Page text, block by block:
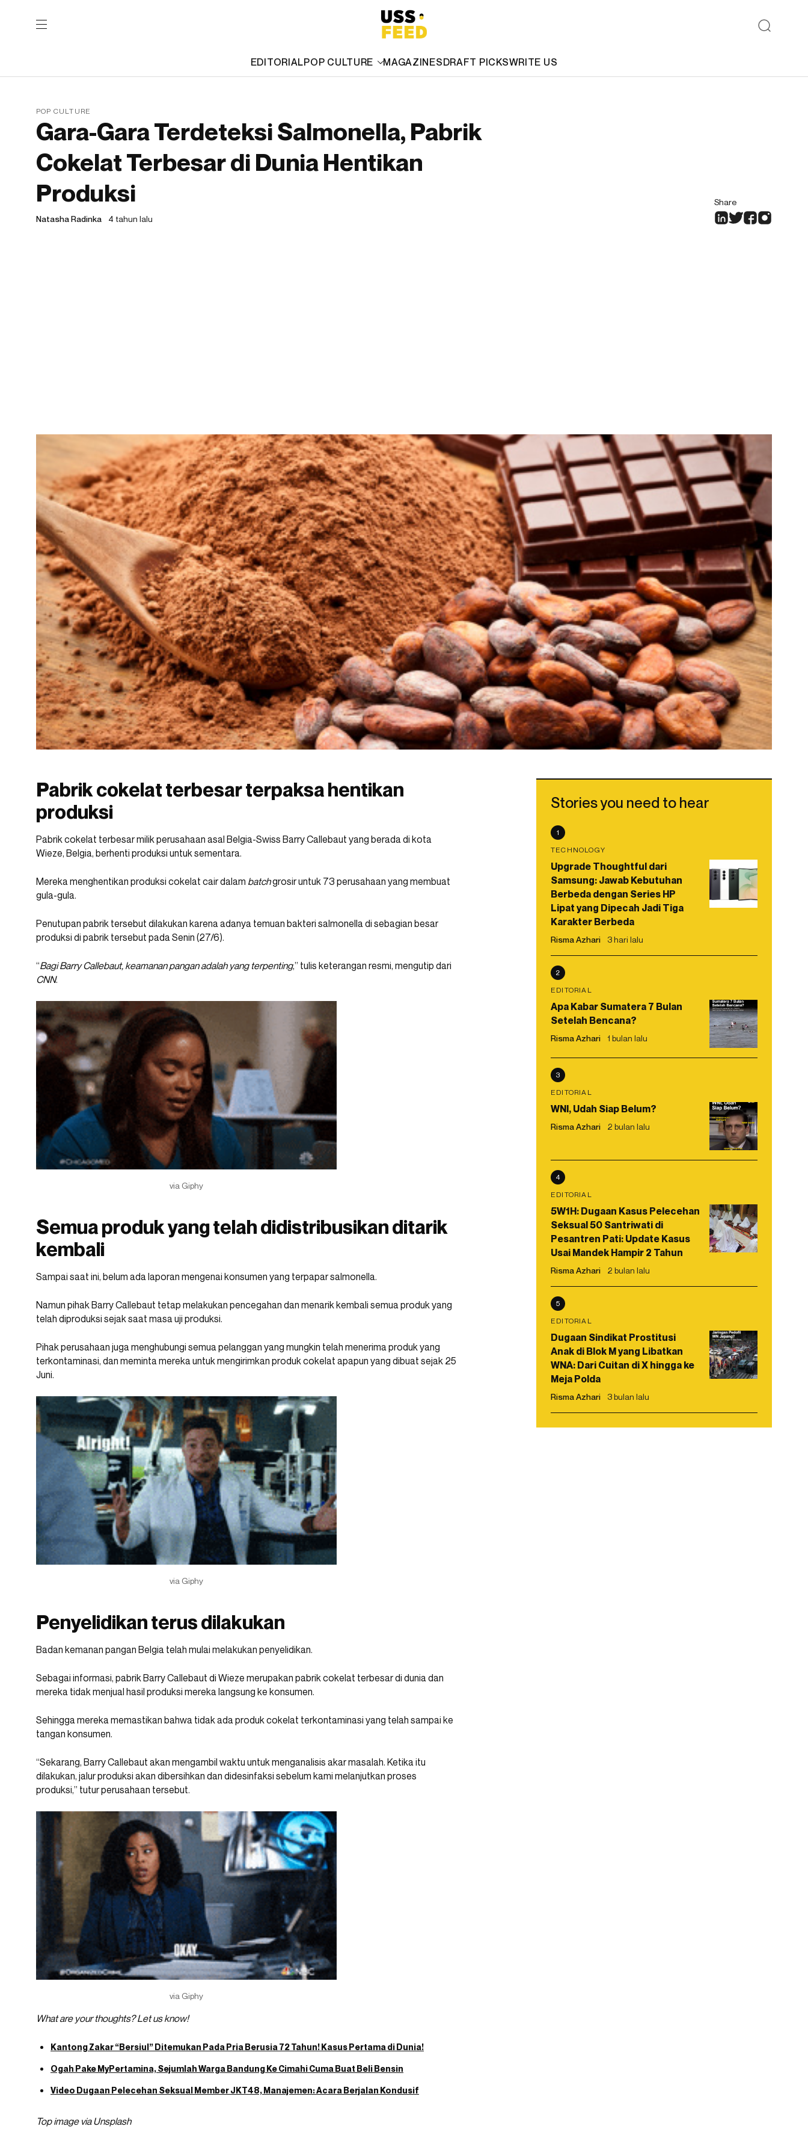
EDITORIALPOP CULTURE MAGAZINESDRAFT PICKSWRITE US
POP CULTURE
Gara-Gara Terdeteksi Salmonella, Pabrik
Cokelat Terbesar di Dunia Hentikan
Produksi
Natasha Radinka 4 tahun lalu
Share
Pabrik cokelat terbesar terpaksa hentikan
produksi
Pabrik cokelat terbesar milik perusahaan asal Belgia-Swiss Barry Callebaut yang berada di kota
Wieze, Belgia, berhenti produksi untuk sementara.
Mereka menghentikan produksi cokelat cair dalam batchgrosir untuk 73 perusahaan yang membuat
gula-gula.
Penutupan pabrik tersebut dilakukan karena adanya temuan bakteri salmonella di sebagian besar
produksi di pabrik tersebut pada Senin (27/6).
“Bagi Barry Callebaut, keamanan pangan adalah yang terpenting,” tulis keterangan resmi, mengutip dari
CNN.
via Giphy
Semua produk yang telah didistribusikan ditarik
kembali
Sampai saat ini, belum ada laporan mengenai konsumen yang terpapar salmonella.
Namun pihak Barry Callebaut tetap melakukan pencegahan dan menarik kembali semua produk yang
telah diproduksi sejak saat masa uji produksi.
Pihak perusahaan juga menghubungi semua pelanggan yang mungkin telah menerima produk yang
terkontaminasi, dan meminta mereka untuk mengirimkan produk cokelat apapun yang dibuat sejak 25
Juni.
via Giphy
Penyelidikan terus dilakukan
Badan kemanan pangan Belgia telah mulai melakukan penyelidikan.
Sebagai informasi, pabrik Barry Callebaut di Wieze merupakan pabrik cokelat terbesar di dunia dan
mereka tidak menjual hasil produksi mereka langsung ke konsumen.
Sehingga mereka memastikan bahwa tidak ada produk cokelat terkontaminasi yang telah sampai ke
tangan konsumen.
“Sekarang, Barry Callebaut akan mengambil waktu untuk menganalisis akar masalah. Ketika itu
dilakukan, jalur produksi akan dibersihkan dan didesinfaksi sebelum kami melanjutkan proses
produksi,” tutur perusahaan tersebut.
via Giphy
What are your thoughts? Let us know!
Kantong Zakar “Bersiul” Ditemukan Pada Pria Berusia 72 Tahun! Kasus Pertama di Dunia!
Ogah Pake MyPertamina, Sejumlah Warga Bandung Ke Cimahi Cuma Buat Beli Bensin
Video Dugaan Pelecehan Seksual Member JKT48, Manajemen: Acara Berjalan Kondusif
Top image via Unsplash
Stories you need to hear
1
TECHNOLOGY
Upgrade Thoughtful dari
Samsung: Jawab Kebutuhan
Berbeda dengan Series HP
Lipat yang Dipecah Jadi Tiga
Karakter Berbeda
Risma Azhari 3 hari lalu
2
EDITORIAL
Apa Kabar Sumatera 7 Bulan
Setelah Bencana?
Risma Azhari 1 bulan lalu
3
EDITORIAL
WNI, Udah Siap Belum?
Risma Azhari 2 bulan lalu
4
EDITORIAL
5W1H: Dugaan Kasus Pelecehan
Seksual 50 Santriwati di
Pesantren Pati: Update Kasus
Usai Mandek Hampir 2 Tahun
Risma Azhari 2 bulan lalu
5
EDITORIAL
Dugaan Sindikat Prostitusi
Anak di Blok M yang Libatkan
WNA: Dari Cuitan di X hingga ke
Meja Polda
Risma Azhari 3 bulan lalu